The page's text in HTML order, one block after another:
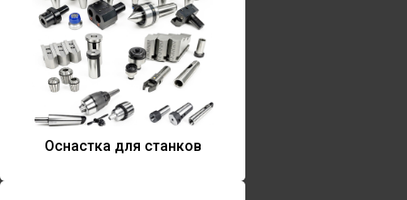
Оснастка для станков